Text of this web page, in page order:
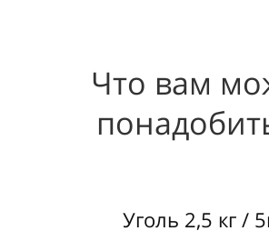
Что вам
Уголь 2,5 кг /